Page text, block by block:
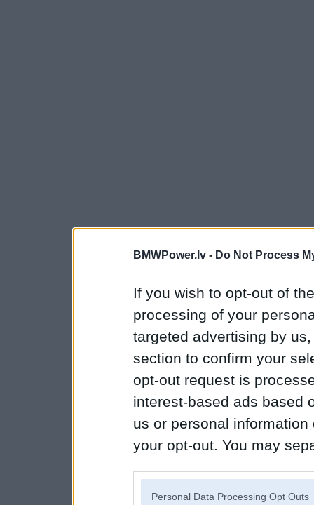
BMWPower.lv - Do Not Process
If you wish to opt-out of
processing of your
targeted advertising by
section to confirm your
opt-out request is
interest-based ads based
us or personal
your opt-out. You may
Personal Data Processing Opt Outs